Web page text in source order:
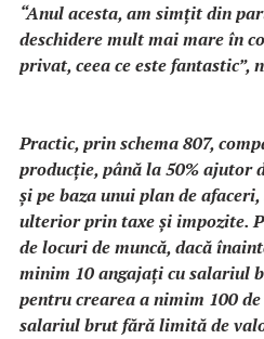
“Anul acesta, am simţit din
deschidere mult mai mare în
privat, ceea ce este
Practic, prin schema 807,
producţie, până la 50% ajutor
şi pe baza unui plan de
ulterior prin taxe şi impozite.
de locuri de muncă, dacă
minim 10 angajaţi cu salariul
pentru crearea a nimim 100
salariul brut fără limită de